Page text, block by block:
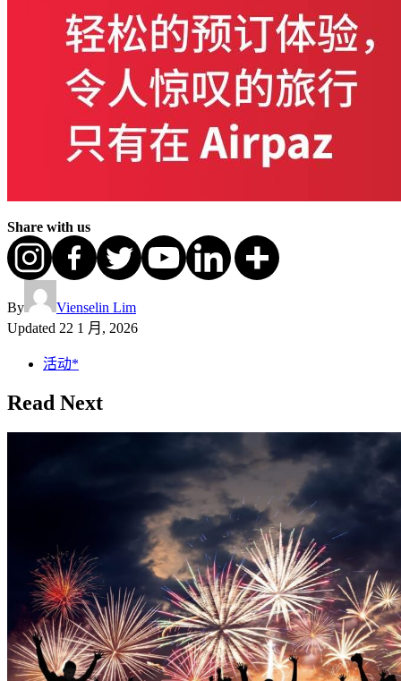
Share with us
By
Vienselin Lim
Updated 22 1 月, 2026
活动*
Read Next